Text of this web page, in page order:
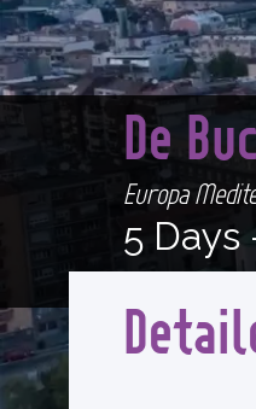
De
Europa
5 Days